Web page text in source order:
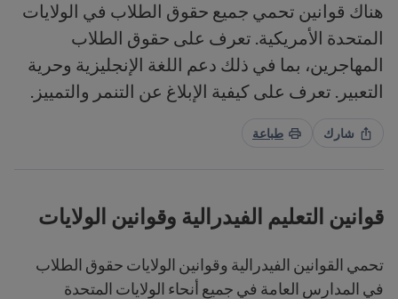
هناك قوانين تحمي جميع حقوق الطلاب في الولايات
المتحدة الأمريكية. تعرف على حقوق الطلاب
المهاجرين، بما في ذلك دعم اللغة الإنجليزية وحرية
التعبير. تعرف على كيفية الإبلاغ عن التنمر والتمييز.
شارك طباعة
قوانين التعليم الفيدرالية وقوانين الولايات
تحمي القوانين الفيدرالية وقوانين الولايات حقوق الطلاب
في المدارس العامة في جميع أنحاء الولايات المتحدة